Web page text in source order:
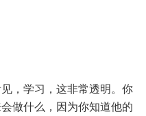
，学习，这非常透明。你
做什么，因为你知道他的